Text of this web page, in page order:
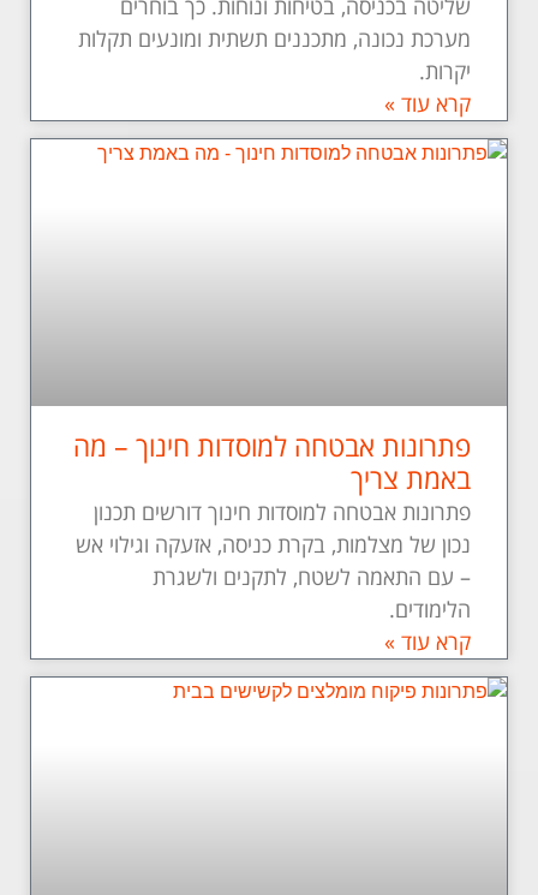
שליטה בכניסה, בטיחות ונוחות. כך בוחרים
מערכת נכונה, מתכננים תשתית ומונעים תקלות
יקרות.
קרא עוד »
פתרונות אבטחה למוסדות חינוך – מה
באמת צריך
פתרונות אבטחה למוסדות חינוך דורשים תכנון
נכון של מצלמות, בקרת כניסה, אזעקה וגילוי אש
– עם התאמה לשטח, לתקנים ולשגרת
הלימודים.
קרא עוד »